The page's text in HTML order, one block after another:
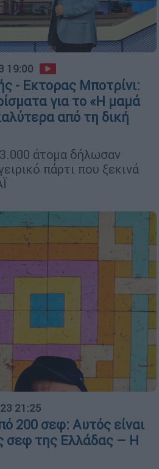
19:00
- Εκτορας Μποτρίνι:
για το «Η μαμά
από τη δική
άτομα δήλωσαν
πάρτι που ξεκινά
21:25
200 σεφ: Αυτός είναι
σεφ της Ελλάδας – Η